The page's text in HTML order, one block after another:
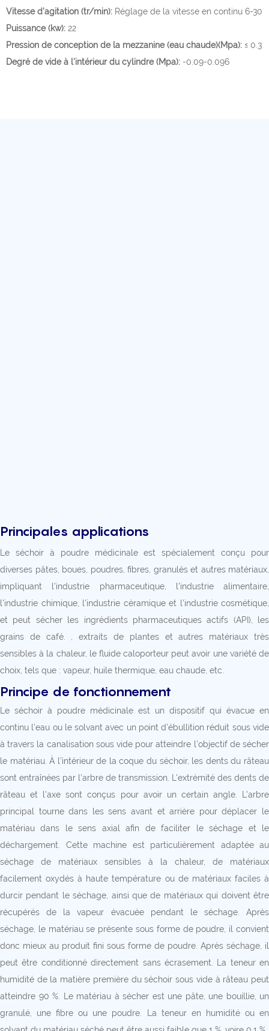
Vitesse d'agitation (tr/min): Réglage de la vitesse en continu 6-30
Puissance (kw): 22
Pression de conception de la mezzanine (eau chaude)(Mpa): ≤ 0.3
Degré de vide à l'intérieur du cylindre (Mpa): -0.09-0.096
Principales applications
Le séchoir à poudre médicinale est spécialement conçu pour
diverses pâtes, boues, poudres, fibres, granulés et autres matériaux,
impliquant l'industrie pharmaceutique, l'industrie alimentaire,
l'industrie chimique, l'industrie céramique et l'industrie cosmétique,
et peut sécher les ingrédients pharmaceutiques actifs (API), les
grains de café. , extraits de plantes et autres matériaux très
sensibles à la chaleur, le fluide caloporteur peut avoir une variété de
choix, tels que : vapeur, huile thermique, eau chaude, etc.
Principe de fonctionnement
Le séchoir à poudre médicinale est un dispositif qui évacue en
continu l'eau ou le solvant avec un point d'ébullition réduit sous vide
à travers la canalisation sous vide pour atteindre l'objectif de sécher
le matériau. À l’intérieur de la coque du séchoir, les dents du râteau
sont entraînées par l’arbre de transmission. L'extrémité des dents de
râteau et l'axe sont conçus pour avoir un certain angle. L'arbre
principal tourne dans les sens avant et arrière pour déplacer le
matériau dans le sens axial afin de faciliter le séchage et le
déchargement. Cette machine est particulièrement adaptée au
séchage de matériaux sensibles à la chaleur, de matériaux
facilement oxydés à haute température ou de matériaux faciles à
durcir pendant le séchage, ainsi que de matériaux qui doivent être
récupérés de la vapeur évacuée pendant le séchage. Après
séchage, le matériau se présente sous forme de poudre, il convient
donc mieux au produit fini sous forme de poudre. Après séchage, il
peut être conditionné directement sans écrasement. La teneur en
humidité de la matière première du séchoir sous vide à râteau peut
atteindre 90 %. Le matériau à sécher est une pâte, une bouillie, un
granulé, une fibre ou une poudre. La teneur en humidité ou en